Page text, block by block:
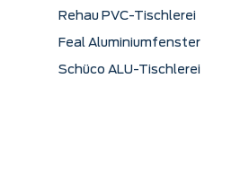
Rehau PVC-Tischlerei
Feal Aluminiumfenster
Schüco ALU-Tischlerei